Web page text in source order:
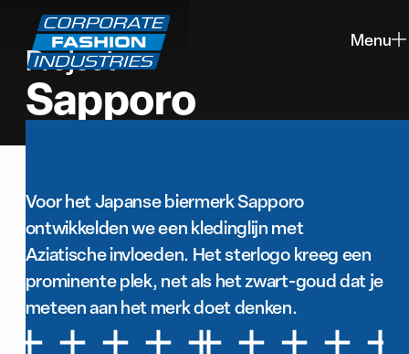
Menu
Project
Sapporo
Voor het Japanse biermerk Sapporo
ontwikkelden we een kledinglijn met
Aziatische invloeden. Het sterlogo kreeg een
prominente plek, net als het zwart-goud dat je
meteen aan het merk doet denken.